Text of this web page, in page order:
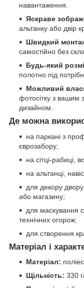
навантаження.
Яскраве
альтанку або двір
Швидкий
самостійно без
Будь-який
полотно під
Можливий
фотосітку з вашим
дизайном.
Де можна
на паркані з
єврозабору;
на сітці-рабиці,
на альтанці,
для декору
або магазину;
для маскування
технічних огорож;
для створення
Матеріал і
Матеріал:
Щільність: 330